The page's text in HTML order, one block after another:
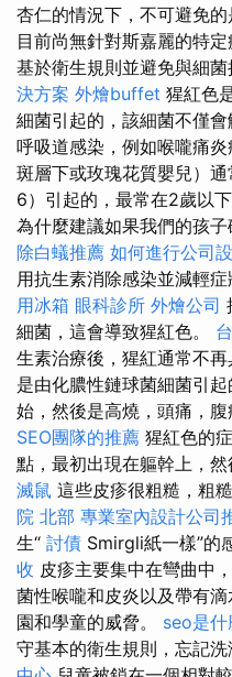
杏仁的情況下，不可避免的
目前尚無針對斯嘉麗的特
基於衛生規則並避免與細菌
決方案 外燴buffet 猩紅色
細菌引起的，該細菌不僅
呼吸道感染，例如喉嚨痛炎
斑層下或玫瑰花質嬰兒）
6）引起的，最常在2歲以
為什麼建議如果我們的孩子
除白蟻推薦 如何進行公司
用抗生素消除感染並減輕症
用冰箱 眼科診所 外燴公司
細菌，這會導致猩紅色。
生素治療後，猩紅通常不
是由化膿性鏈球菌細菌引
始，然後是高燒，頭痛，腹
SEO團隊的推薦 猩紅色的
點，最初出現在軀幹上，
滅鼠 這些皮疹很粗糙，粗糙
院 北部 專業室內設計公司
生“ 討債 Smirgli紙一樣”的
收 皮疹主要集中在彎曲中
菌性喉嚨和皮炎以及帶有
園和學童的威脅。 seo是什
守基本的衛生規則，忘記